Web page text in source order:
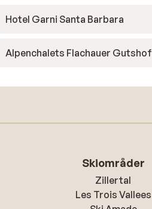
Hotel Garni Santa Barbara
Alpenchalets Flachauer Gutshof
Skiområder
Zillertal
Les Trois Vallees